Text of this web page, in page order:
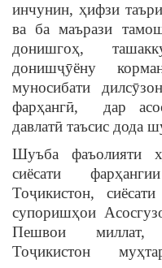
инчунин, ҳифзи
ва ба маърази
донишгоҳ,
донишҷӯёну
муносибати
фарҳангӣ, дар
давлатӣ таъсис дода
Шуъба фаъолияти
сиёсати
Тоҷикистон,
супоришҳои
Пешвои миллат,
Тоҷикистон